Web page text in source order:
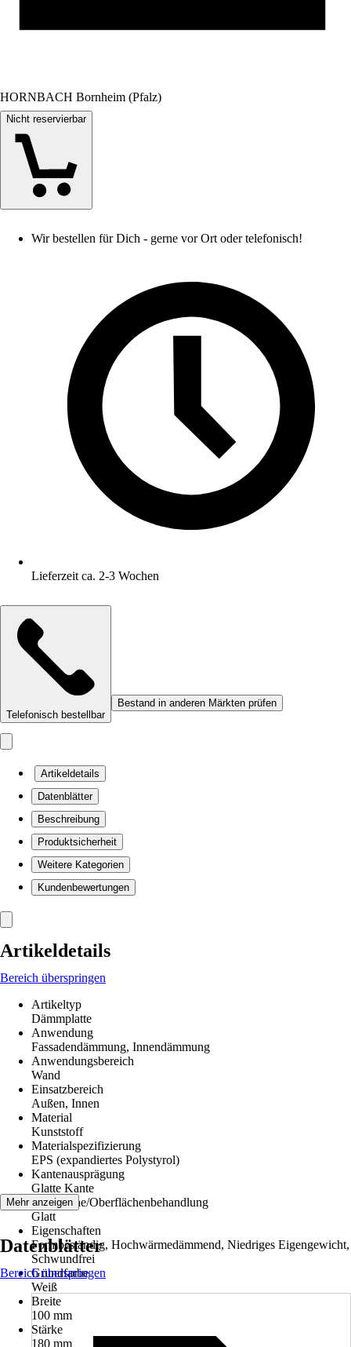
HORNBACH Bornheim (Pfalz)
Nicht reservierbar
Wir bestellen für Dich - gerne vor Ort oder telefonisch!
Lieferzeit ca. 2-3 Wochen
Telefonisch bestellbar
Bestand in anderen Märkten prüfen
Artikeldetails
Datenblätter
Beschreibung
Produktsicherheit
Weitere Kategorien
Kundenbewertungen
Artikeldetails
Bereich überspringen
Artikeltyp
Dämmplatte
Anwendung
Fassadendämmung, Innendämmung
Anwendungsbereich
Wand
Einsatzbereich
Außen, Innen
Material
Kunststoff
Materialspezifizierung
EPS (expandiertes Polystyrol)
Kantenausprägung
Glatte Kante
Oberfläche/Oberflächenbehandlung
Glatt
Eigenschaften
Formbeständig, Hochwärmedämmend, Niedriges Eigengewicht,
Schwundfrei
Grundfarbe
Weiß
Breite
100 mm
Stärke
180 mm
Mehr anzeigen
Datenblätter
Bereich überspringen